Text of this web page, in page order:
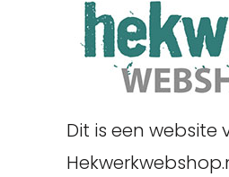
Dit is een website